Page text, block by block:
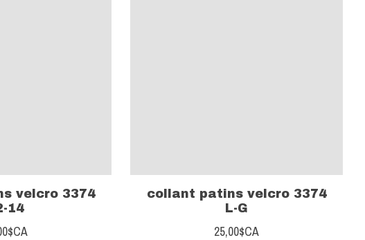
velcro 3374
14
collant patins velcro 3374
L-G
25,00$CA